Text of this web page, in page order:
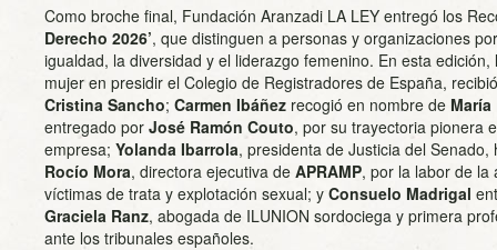
Como broche final, Fundación Aranzadi LA LEY entregó los
Derecho 2026’, que distinguen a personas y organizaciones
igualdad, la diversidad y el liderazgo femenino. En esta edición,
mujer en presidir el Colegio de Registradores de España,
Cristina Sancho; Carmen Ibáñez recogió en nombre de María
entregado por José Ramón Couto, por su trayectoria pionera
empresa; Yolanda Ibarrola, presidenta de Justicia del
Rocío Mora, directora ejecutiva de APRAMP, por la labor de la
víctimas de trata y explotación sexual; y Consuelo Madrigal
Graciela Ranz, abogada de ILUNION sordociega y primera
ante los tribunales españoles.